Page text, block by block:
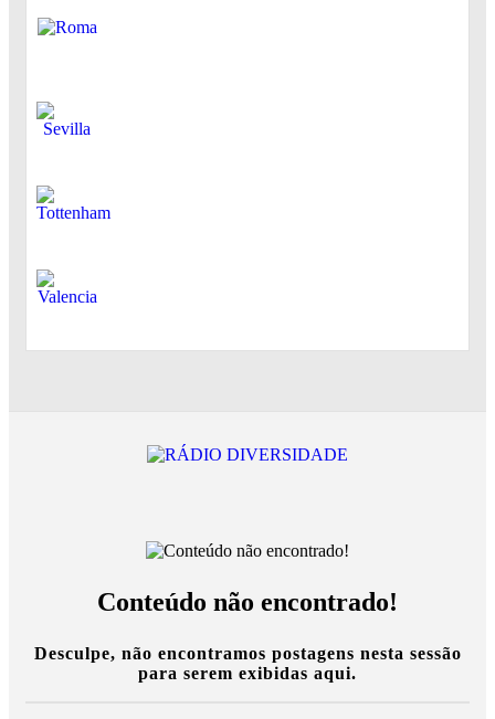
Conteúdo não encontrado!
Desculpe, não encontramos postagens nesta sessão
para serem exibidas aqui.